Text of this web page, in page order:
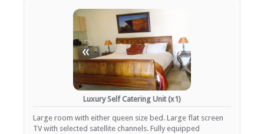
« »
Luxury Self Catering Unit (x1)
Large room with either queen size bed. Large flat screen
TV with selected satellite channels. Fully equipped